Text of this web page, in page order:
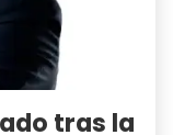
tras la